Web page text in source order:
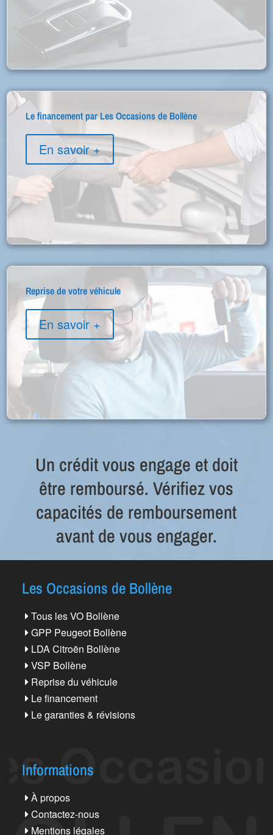
Le financement par Les Occasions de Bollène
En savoir +
Reprise de votre véhicule
En savoir +
Un crédit vous engage et doit
être remboursé. Vérifiez vos
capacités de remboursement
avant de vous engager.
Les Occasions de Bollène
Tous les VO Bollène
GPP Peugeot Bollène
LDA Citroën Bollène
VSP Bollène
Reprise du véhicule
Le financement
Le garanties & révisions
Informations
À propos
Contactez-nous
Mentions légales